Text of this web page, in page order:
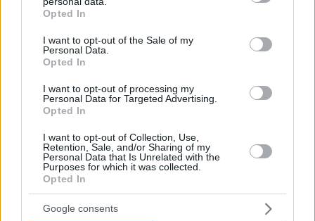
grant or deny consent to Google and its third-party tags to
use your data for below specified purposes in below Google
consent section.
Opted In
I want to opt-out of the Sale of my
Personal Data.
Opted In
I want to opt-out of processing my
Personal Data for Targeted Advertising.
Opted In
I want to opt-out of Collection, Use,
Retention, Sale, and/or Sharing of my
Personal Data that Is Unrelated with the
Purposes for which it was collected.
Opted In
Google consents
Ακυρώθηκε η εμφάνιση της Μαρίνας Σάττι στο
MadWalk για λόγους υγείας - Η ανακοίνωση της
Η τραγουδίστρια θα έδινε το παρών, εκπροσωπώντας
γνωστή εταιρεία καλλυντικών